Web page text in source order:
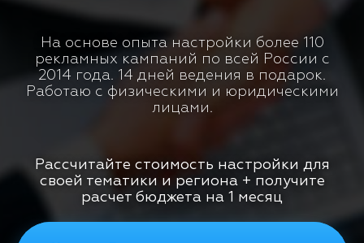
На основе опыта настройки более 110
рекламных кампаний по всей России с
2014 года. 14 дней ведения в подарок.
Работаю с физическими и юридическими
лицами.
Рассчитайте стоимость настройки для
своей тематики и региона + получите
расчет бюджета на 1 месяц